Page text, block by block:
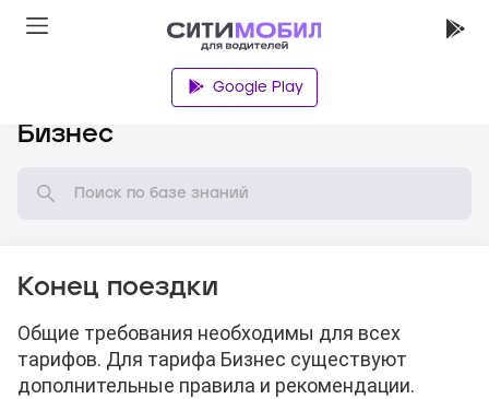
Google Play
Бизнес
Конец поездки
Общие требования необходимы для всех
тарифов. Для тарифа Бизнес существуют
дополнительные правила и рекомендации.